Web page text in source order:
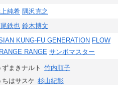
純希 隅沢克之
鉄也 鈴木博文
KUNG-FU GENERATION FLOW
RANGE サンボマスター
ずまきナルト 竹内順子
ちはサスケ 杉山紀彰